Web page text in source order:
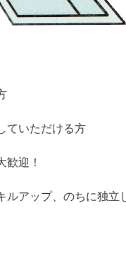
ていただける方
歓迎！
アップ、のちに独立